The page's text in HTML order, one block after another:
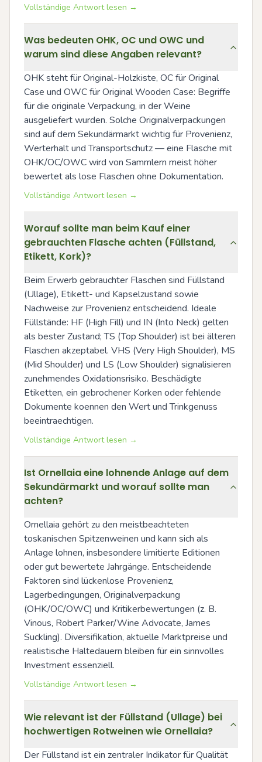
Vollständige Antwort lesen →
Was bedeuten OHK, OC und OWC und
warum sind diese Angaben relevant?
OHK steht für Original-Holzkiste, OC für Original
Case und OWC für Original Wooden Case: Begriffe
für die originale Verpackung, in der Weine
ausgeliefert wurden. Solche Originalverpackungen
sind auf dem Sekundärmarkt wichtig für Provenienz,
Werterhalt und Transportschutz — eine Flasche mit
OHK/OC/OWC wird von Sammlern meist höher
bewertet als lose Flaschen ohne Dokumentation.
Vollständige Antwort lesen →
Worauf sollte man beim Kauf einer
gebrauchten Flasche achten (Füllstand,
Etikett, Kork)?
Beim Erwerb gebrauchter Flaschen sind Füllstand
(Ullage), Etikett- und Kapselzustand sowie
Nachweise zur Provenienz entscheidend. Ideale
Füllstände: HF (High Fill) und IN (Into Neck) gelten
als bester Zustand; TS (Top Shoulder) ist bei älteren
Flaschen akzeptabel. VHS (Very High Shoulder), MS
(Mid Shoulder) und LS (Low Shoulder) signalisieren
zunehmendes Oxidationsrisiko. Beschädigte
Etiketten, ein gebrochener Korken oder fehlende
Dokumente koennen den Wert und Trinkgenuss
beeintraechtigen.
Vollständige Antwort lesen →
Ist Ornellaia eine lohnende Anlage auf dem
Sekundärmarkt und worauf sollte man
achten?
Ornellaia gehört zu den meistbeachteten
toskanischen Spitzenweinen und kann sich als
Anlage lohnen, insbesondere limitierte Editionen
oder gut bewertete Jahrgänge. Entscheidende
Faktoren sind lückenlose Provenienz,
Lagerbedingungen, Originalverpackung
(OHK/OC/OWC) und Kritikerbewertungen (z. B.
Vinous, Robert Parker/Wine Advocate, James
Suckling). Diversifikation, aktuelle Marktpreise und
realistische Haltedauern bleiben für ein sinnvolles
Investment essenziell.
Vollständige Antwort lesen →
Wie relevant ist der Füllstand (Ullage) bei
hochwertigen Rotweinen wie Ornellaia?
Der Füllstand ist ein zentraler Indikator für Qualität